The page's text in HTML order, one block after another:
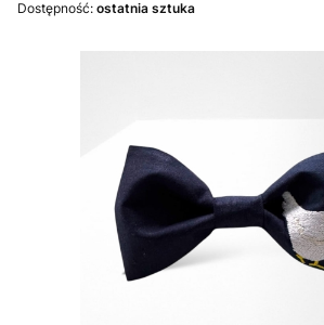
Dostępność: ostatnia sztuka